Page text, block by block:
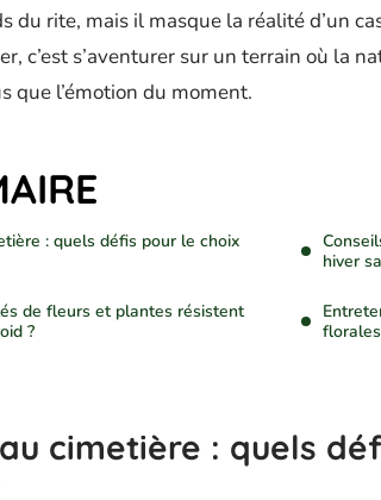
du rite, mais il masque la réalité d’un
c’est s’aventurer sur un terrain où la
que l’émotion du moment.
: quels défis pour le choix
de fleurs et plantes résistent
?
hiver
cimetière : quels